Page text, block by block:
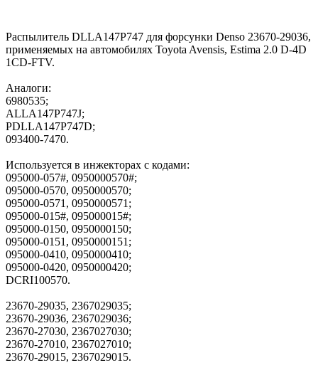
Распылитель DLLA147P747 для форсунки Denso 23670-29036,
применяемых на автомобилях Toyota Avensis, Estima 2.0 D-4D
1CD-FTV.
Аналоги:
6980535;
ALLA147P747J;
PDLLA147P747D;
093400-7470.
Используется в инжекторах с кодами:
095000-057#, 0950000570#;
095000-0570, 0950000570;
095000-0571, 0950000571;
095000-015#, 095000015#;
095000-0150, 0950000150;
095000-0151, 0950000151;
095000-0410, 0950000410;
095000-0420, 0950000420;
DCRI100570.
23670-29035, 2367029035;
23670-29036, 2367029036;
23670-27030, 2367027030;
23670-27010, 2367027010;
23670-29015, 2367029015.